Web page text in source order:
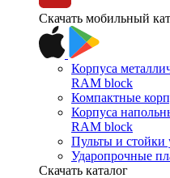
Скачать мобильный
Корпуса
RAM block
Компактные
Корпуса
RAM block
Пульты и стойки
Ударопрочные
Скачать каталог